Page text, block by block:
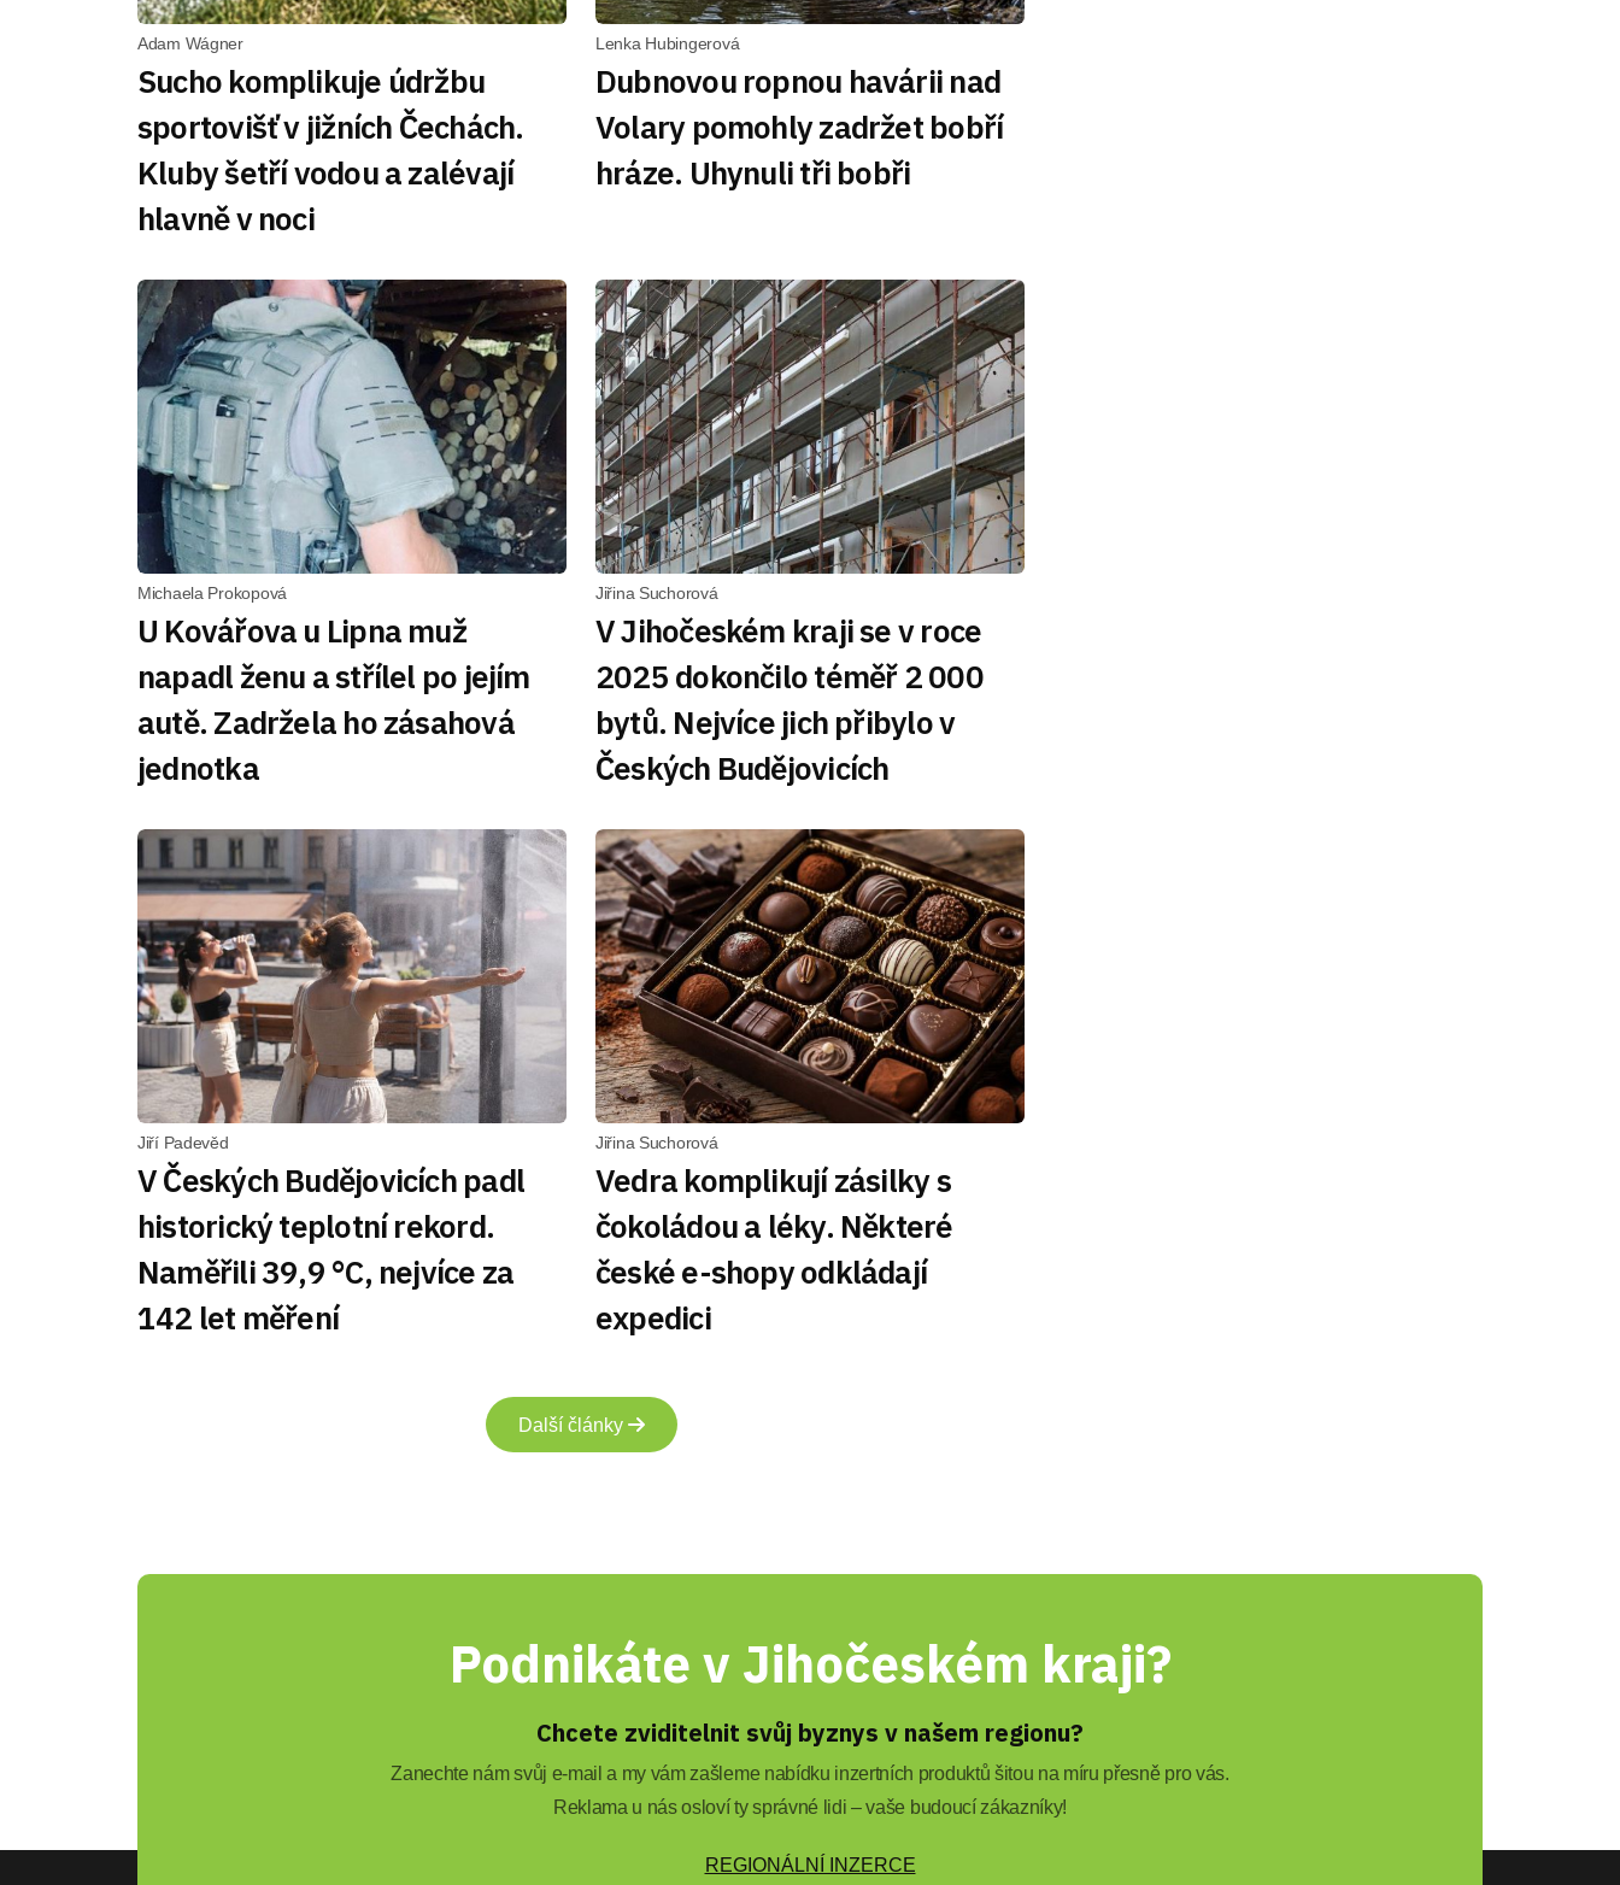
Adam Wágner
Sucho komplikuje údržbu
sportovišť v jižních Čechách.
Kluby šetří vodou a zalévají
hlavně v noci
Lenka Hubingerová
Dubnovou ropnou havárii nad
Volary pomohly zadržet bobří
hráze. Uhynuli tři bobři
Michaela Prokopová
U Kovářova u Lipna muž
napadl ženu a střílel po jejím
autě. Zadržela ho zásahová
jednotka
Jiřina Suchorová
V Jihočeském kraji se v roce
2025 dokončilo téměř 2 000
bytů. Nejvíce jich přibylo v
Českých Budějovicích
Jiří Padevěd
V Českých Budějovicích padl
historický teplotní rekord.
Naměřili 39,9 °C, nejvíce za
142 let měření
Jiřina Suchorová
Vedra komplikují zásilky s
čokoládou a léky. Některé
české e-shopy odkládají
expedici
Další články
Podnikáte v Jihočeském kraji?
Chcete zviditelnit svůj byznys v našem regionu?
Zanechte nám svůj e-mail a my vám zašleme nabídku inzertních produktů šitou na míru přesně pro vás.
Reklama u nás osloví ty správné lidi – vaše budoucí zákazníky!
REGIONÁLNÍ INZERCE